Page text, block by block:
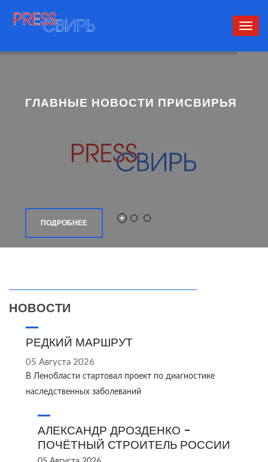
ГЛАВНЫЕ НОВОСТИ ПРИСВИРЬЯ
ПОДРОБНЕЕ
НОВОСТИ
РЕДКИЙ МАРШРУТ
05 Августа 2026
В Ленобласти стартовал проект по диагностике
наследственных заболеваний
АЛЕКСАНДР ДРОЗДЕНКО -
ПОЧЁТНЫЙ СТРОИТЕЛЬ РОССИИ